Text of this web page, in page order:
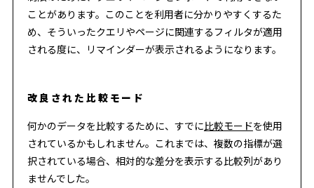
ことがあります。このことを利用者に分かりやすくするた
め、そういったクエリやページに関連するフィルタが適用
される度に、リマインダーが表示されるようになります。
改良された比較モード
何かのデータを比較するために、すでに比較モードを使用
されているかもしれません。これまでは、複数の指標が選
択されている場合、相対的な差分を表示する比較列があり
ませんでした。